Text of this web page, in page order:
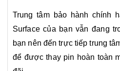
Trung tâm bảo hành chính
Surface của bạn vẫn đang
bạn nên đến trực tiếp trung
để được thay pin hoàn toàn